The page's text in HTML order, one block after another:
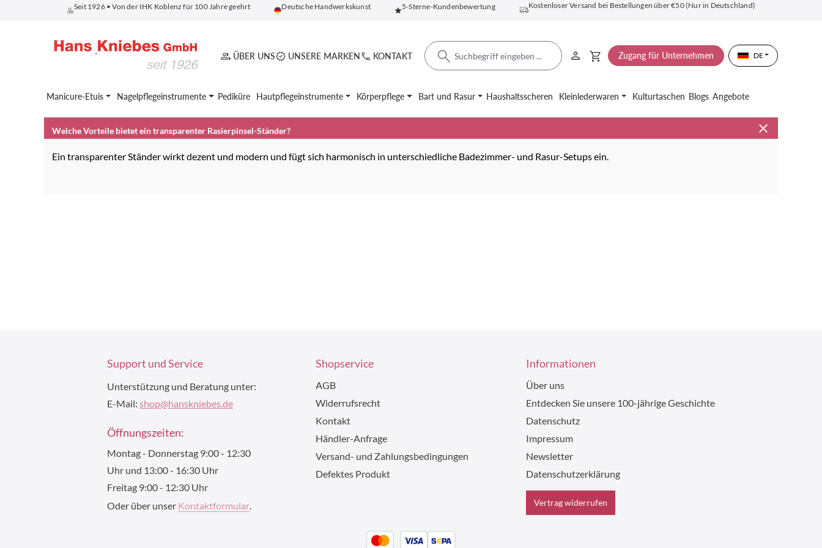
Zur Hauptnavigation springen
Seit 1926 • Von der IHK Koblenz für 100 Jahre geehrt Deutsche Handwerkskunst 5-Sterne-Kundenbewertung Kostenloser Versand bei Bestellungen über €50 (Nur in Deutschland)
ÜBER UNS UNSERE MARKEN KONTAKT Zugang für Unternehmen DE
Manicure-Etuis Nagelpflegeinstrumente Pediküre Hautpflegeinstrumente Körperpflege Bart und Rasur Haushaltsscheren Kleinlederwaren Kulturtaschen Blogs Angebote
Welche Vorteile bietet ein transparenter Rasierpinsel-Ständer?
Ein transparenter Ständer wirkt dezent und modern und fügt sich harmonisch in unterschiedliche Badezimmer- und Rasur-Setups ein.
Support und Service
Unterstützung und Beratung unter:
E-Mail: shop@hanskniebes.de
Öffnungszeiten:
Montag - Donnerstag 9:00 - 12:30
Uhr und 13:00 - 16:30 Uhr
Freitag 9:00 - 12:30 Uhr
Oder über unser Kontaktformular.
Shopservice
AGB
Widerrufsrecht
Kontakt
Händler-Anfrage
Versand- und Zahlungsbedingungen
Defektes Produkt
Informationen
Über uns
Entdecken Sie unsere 100-jährige Geschichte
Datenschutz
Impressum
Newsletter
Datenschutzerklärung
Vertrag widerrufen